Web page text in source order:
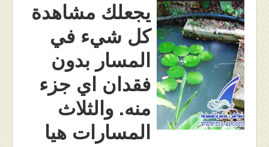
يجعلك مشاهدة
كل شيء في
المسار بدون
فقدان اي جزء
منه. والثلاث
المسارات هيا